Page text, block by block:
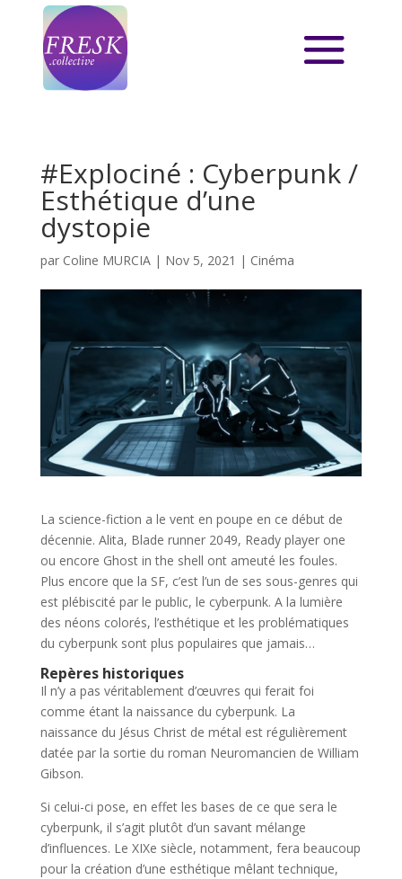
#Explociné : Cyberpunk /
Esthétique d’une
dystopie
par Coline MURCIA| Nov 5, 2021 | Cinéma
La science-fiction a le vent en poupe en ce début de
décennie. Alita, Blade runner 2049, Ready player one
ou encore Ghost in the shell ont ameuté les foules.
Plus encore que la SF, c’est l’un de ses sous-genres qui
est plébiscité par le public, le cyberpunk. A la lumière
des néons colorés, l’esthétique et les problématiques
du cyberpunk sont plus populaires que jamais…
Repères historiques
Il n’y a pas véritablement d’œuvres qui ferait foi
comme étant la naissance du cyberpunk. La
naissance du Jésus Christ de métal est régulièrement
datée par la sortie du roman Neuromancien de William
Gibson.
Si celui-ci pose, en effet les bases de ce que sera le
cyberpunk, il s’agit plutôt d’un savant mélange
d’influences. Le XIXe siècle, notamment, fera beaucoup
pour la création d’une esthétique mêlant technique,